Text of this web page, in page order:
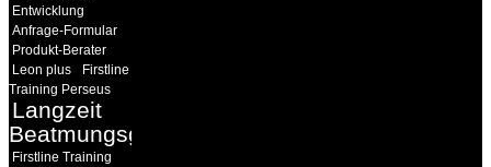
Entwicklung
Anfrage-Formular
Produkt-Berater
Leon plus
Firstline
Training Perseus
Langzeit
Beatmungsgeräte
Firstline Training